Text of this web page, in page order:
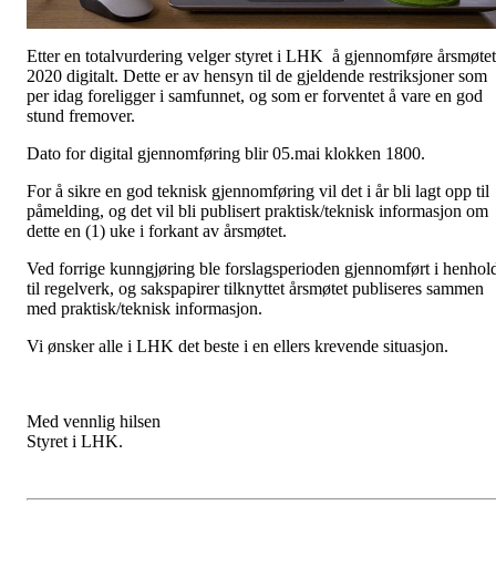
Etter en totalvurdering velger styret i LHK å gjennomføre årsmøtet
2020 digitalt. Dette er av hensyn til de gjeldende restriksjoner som
per idag foreligger i samfunnet, og som er forventet å vare en god
stund fremover.
Dato for digital gjennomføring blir 05.mai klokken 1800.
For å sikre en god teknisk gjennomføring vil det i år bli lagt opp til
påmelding, og det vil bli publisert praktisk/teknisk informasjon om
dette en (1) uke i forkant av årsmøtet.
Ved forrige kunngjøring ble forslagsperioden gjennomført i
til regelverk, og sakspapirer tilknyttet årsmøtet publiseres sammen
med praktisk/teknisk informasjon.
Vi ønsker alle i LHK det beste i en ellers krevende situasjon.
Med vennlig hilsen
Styret i LHK.